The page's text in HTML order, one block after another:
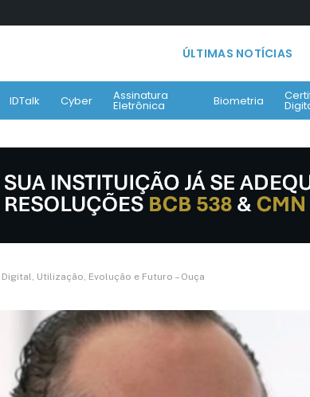
ÚLTIMAS NOTÍCIAS
IDTalk Cyber Assinatura
Eletrônica Biometria
Utilização, Evolução e Futuro – Ouça